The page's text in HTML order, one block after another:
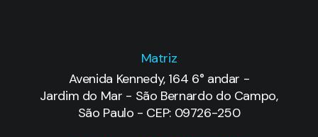
Matriz
Avenida Kennedy, 164 6° andar -
Jardim do Mar - São Bernardo do Campo,
São Paulo - CEP: 09726-250